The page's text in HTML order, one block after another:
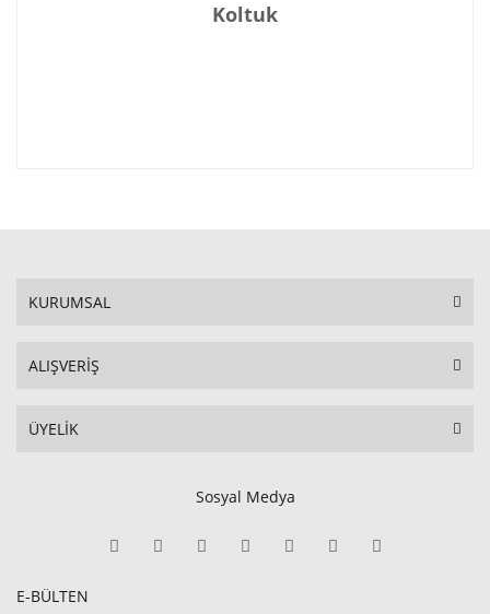
Koltuk
KURUMSAL
ALIŞVERİŞ
ÜYELİK
Sosyal Medya
E-BÜLTEN